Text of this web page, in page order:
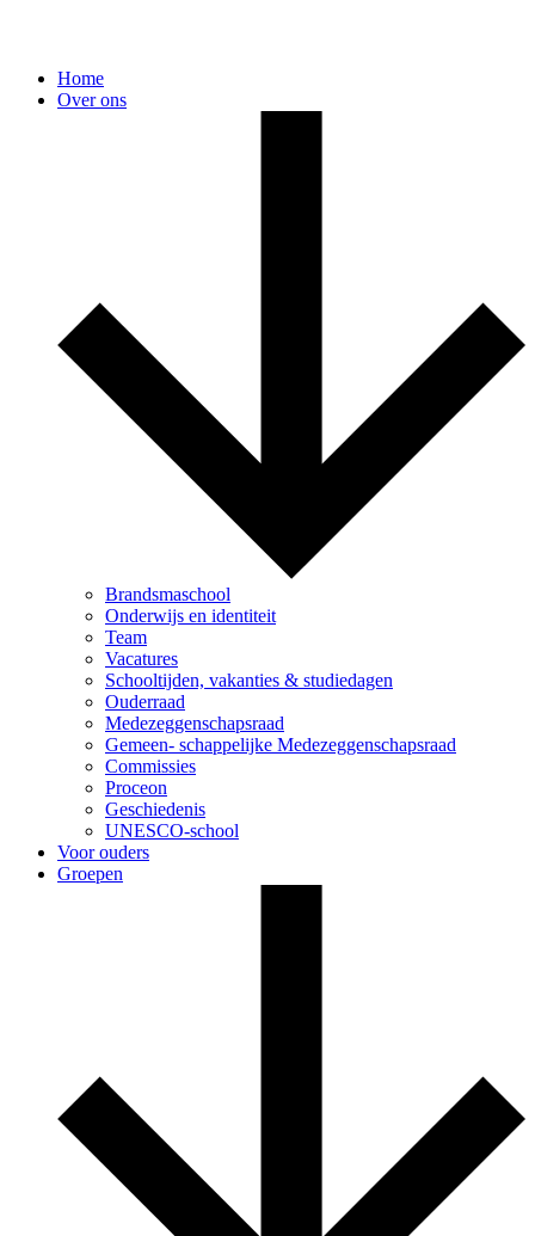
Home
Over ons
Brandsmaschool
Onderwijs en identiteit
Team
Vacatures
Schooltijden, vakanties & studiedagen
Ouderraad
Medezeggenschapsraad
Gemeen- schappelijke Medezeggenschapsraad
Commissies
Proceon
Geschiedenis
UNESCO-school
Voor ouders
Groepen